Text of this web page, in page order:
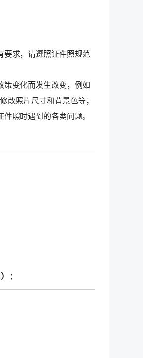
要求，请遵照证件照规范
策变化而发生改变，例如
改照片尺寸和背景色等；
照时遇到的各类问题。
：